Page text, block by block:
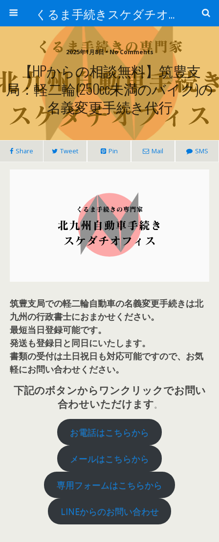
くるま手続きスケダチオフィス
2025年1月8日 • No Comments
【HPからの相談無料】筑豊支
局：軽二輪(250cc未満のバイク)の
名義変更手続き代行
Share Tweet Pin Mail SMS
筑豊支局での軽二輪自動車の名義変更手続きは北
九州の行政書士におまかせください。
最短当日登録可能です。
発送も登録日と同日にいたします。
書類の受付は土日祝日も対応可能ですので、お気
軽にお問い合わせください。
下記のボタンからワンクリックでお問い
合わせいただけます。
お電話はこちらから
メールはこちらから
専用フォームはこちらから
LINEからのお問い合わせ